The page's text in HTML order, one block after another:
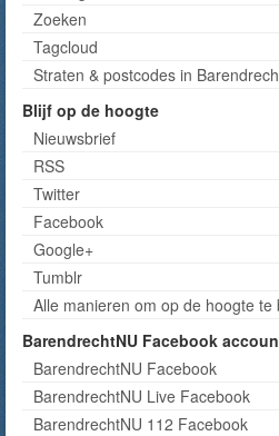
Zoeken
Tagcloud
Straten & postcodes in
Blijf op de hoogte
Nieuwsbrief
RSS
Twitter
Facebook
Google+
Tumblr
Alle manieren om op de hoogte te
BarendrechtNU Facebook
BarendrechtNU Facebook
BarendrechtNU Live Facebook
BarendrechtNU 112 Facebook